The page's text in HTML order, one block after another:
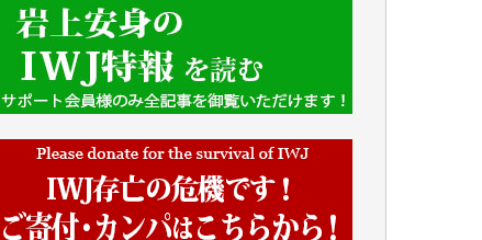
■■■■■■
IWJには、ご寄付・カンパをいただいた方々